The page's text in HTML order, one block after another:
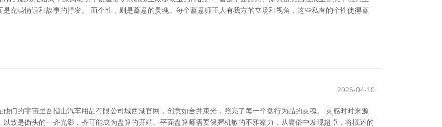
充满情谊和故事的抒发。 而个性，则是蓄意的灵魂。每个蓄意师王人有我方的立场和视角，这些私有的个性使得蓄
2026-04-10
们的宇宙里吾指山汽车用品有限公司城西湖官网，创意如合并束光，照亮了每一个盘行为品的灵魂。 灵感时时来源
致是街头的一齐光影，齐可能成为盘算的开端。平面盘算师需要保握机敏的不雅察力，从庸俗中发现超卓，将概述的